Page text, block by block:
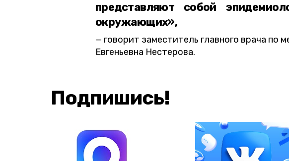
представляют собой
окружающих»,
говорит заместитель главного врача по
Евгеньевна Нестерова.
Подпишись!